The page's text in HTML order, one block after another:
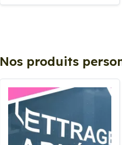
Nos produits